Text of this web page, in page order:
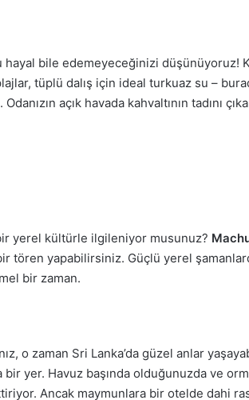
bile edemeyeceğinizi düşünüyoruz!
tüplü dalış için ideal turkuaz su –
açık havada kahvaltının tadını
yerel kültürle ilgileniyor musunuz?
tören yapabilirsiniz. Güçlü yerel
bir zaman.
o zaman Sri Lanka’da güzel anlar
bir yer. Havuz başında olduğunuzda ve
Ancak maymunlara bir otelde dahi